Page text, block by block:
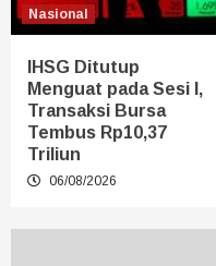
Nasional
IHSG Ditutup
Menguat pada Sesi I,
Transaksi Bursa
Tembus Rp10,37
Triliun
06/08/2026